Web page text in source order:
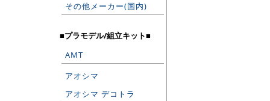
その他メーカー(国内)
■プラモデル/組立キット■
AMT
アオシマ
アオシマ デコトラ